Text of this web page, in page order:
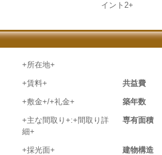
イント2+
+所在地+
+賃料+ 共益費
+敷金+/+礼金+ 築年数
+主な間取り+:+間取り詳
細+
専有面積
+採光面+ 建物構造